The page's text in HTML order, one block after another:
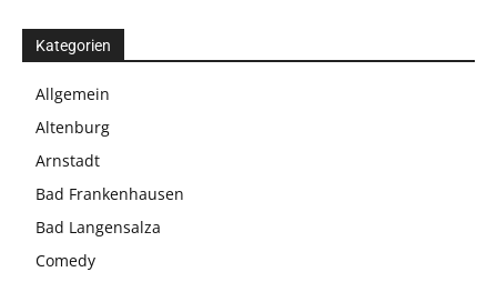
Kategorien
Allgemein
Altenburg
Arnstadt
Bad Frankenhausen
Bad Langensalza
Comedy